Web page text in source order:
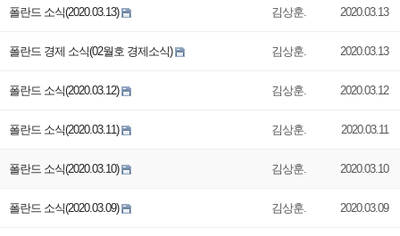
폴란드 소식(2020.03.13) 김상훈. 2020.03.13
폴란드 경제 소식(02월호 경제소식) 김상훈. 2020.03.13
폴란드 소식(2020.03.12) 김상훈. 2020.03.12
폴란드 소식(2020.03.11) 김상훈. 2020.03.11
폴란드 소식(2020.03.10) 김상훈. 2020.03.10
폴란드 소식(2020.03.09) 김상훈. 2020.03.09